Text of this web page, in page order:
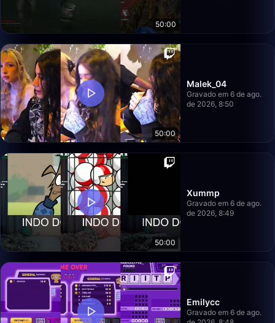
50:00
50:00
Malek_04
Gravado em 6 de ago.
de 2026, 8:50
50:00
Xummp
Gravado em 6 de ago.
de 2026, 8:49
Emilycc
Gravado em 6 de ago.